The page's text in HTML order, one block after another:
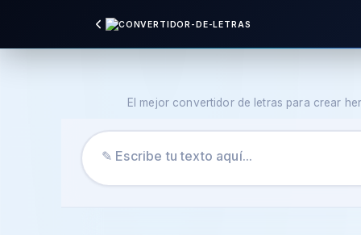
El mejor convertidor de letras para crear